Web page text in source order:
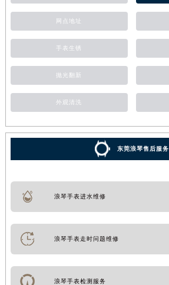
网点地址
手表生锈
抛光翻新
外观清洗
东莞浪琴售后服务
浪琴手表进水维修
浪琴手表走时问题维修
浪琴手表检测服务